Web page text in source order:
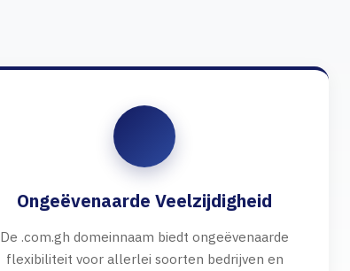
Ongeëvenaarde Veelzijdigheid
De .com.gh domeinnaam biedt ongeëvenaarde
flexibiliteit voor allerlei soorten bedrijven en